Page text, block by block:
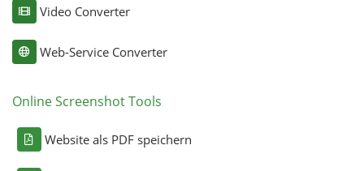
Video Converter
Web-Service Converter
Online Screenshot Tools
Website als PDF speichern